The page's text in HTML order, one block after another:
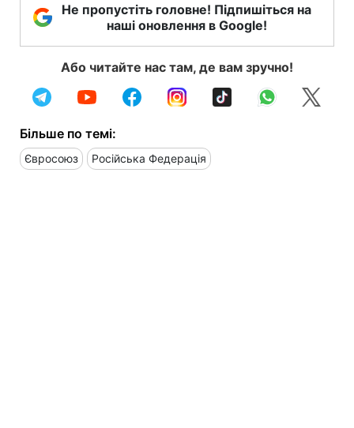
Не пропустіть головне! Підпишіться на
наші оновлення в Google!
Або читайте нас там, де вам зручно!
Більше по темі:
Євросоюз Російська Федерація